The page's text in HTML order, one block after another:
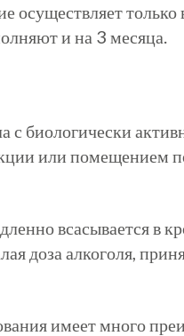
осуществляет
и на 3 месяца.
с биологически
или помещением
всасывается в
доза алкоголя,
имеет много